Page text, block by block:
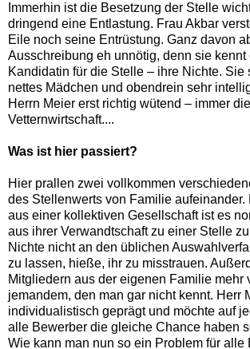
Immerhin ist die Besetzung der Stelle
dringend eine Entlastung. Frau Akbar
Eile noch seine Entrüstung. Ganz davon
Ausschreibung eh unnötig, denn sie
Kandidatin für die Stelle – ihre Nichte. Sie
nettes Mädchen und obendrein sehr
Herrn Meier erst richtig wütend – immer
Vetternwirtschaft....
Was ist hier passiert?
Hier prallen zwei vollkommen
des Stellenwerts von Familie aufeinander.
aus einer kollektiven Gesellschaft ist es
aus ihrer Verwandtschaft zu einer Stelle
Nichte nicht an den üblichen
zu lassen, hieße, ihr zu misstrauen.
Mitgliedern aus der eigenen Familie mehr
jemandem, den man gar nicht kennt. Herr
individualistisch geprägt und möchte auf
alle Bewerber die gleiche Chance haben
Wie kann man nun so ein Problem für alle